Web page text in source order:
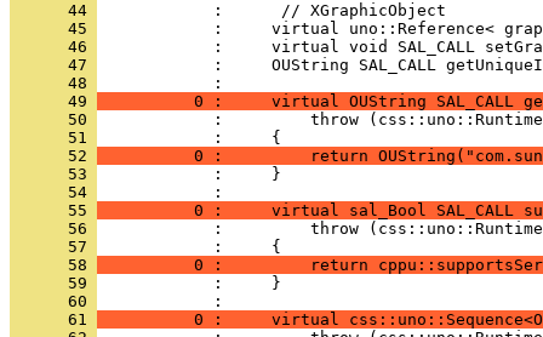
      44
      45
      46
      47
:     OUString SAL_CALL
      48
      49
0 :     virtual OUString SAL_CALL
      50
      51
      52
0 :         return
      53
            :     }
      54
      55
0 :     virtual sal_Bool SAL_CALL
      56
      57
      58
0 :         return
      59
            :     }
      60
      61
0 :     virtual